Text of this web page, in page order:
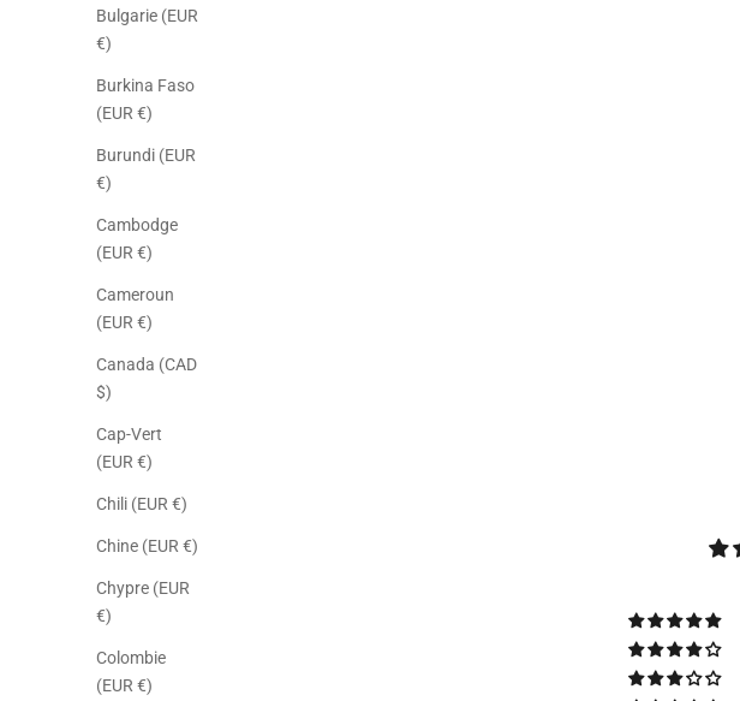
Bulgarie (EUR
€)
Burkina Faso
(EUR €)
Burundi (EUR
€)
Cambodge
(EUR €)
Cameroun
(EUR €)
Canada (CAD
$)
Cap-Vert
(EUR €)
Chili (EUR €)
Chine (EUR €)
Chypre (EUR
€)
Colombie
(EUR €)